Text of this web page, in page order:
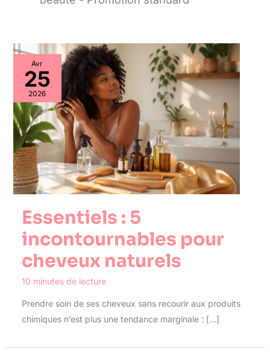
Avr
25
2026
Essentiels : 5
incontournables pour
cheveux naturels
10 minutes de lecture
Prendre soin de ses cheveux sans recourir aux produits
chimiques n’est plus une tendance marginale : […]